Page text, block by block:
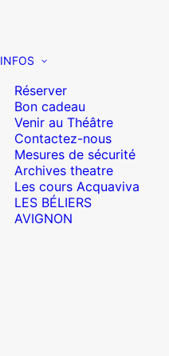
INFOS
Réserver
Bon cadeau
Venir au Théâtre
Contactez-nous
Mesures de sécurité
Archives theatre
Les cours Acquaviva
LES BÉLIERS
AVIGNON